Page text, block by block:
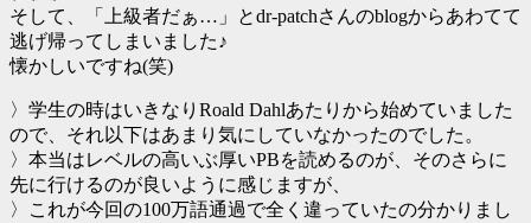
そして、「上級者だぁ…」とdr-patchさんのblogからあわてて
逃げ帰ってしまいました♪
懐かしいですね(笑)
〉学生の時はいきなりRoald Dahlあたりから始めていました
ので、それ以下はあまり気にしていなかったのでした。
〉本当はレベルの高いぶ厚いPBを読めるのが、そのさらに
先に行けるのが良いように感じますが、
〉これが今回の100万語通過で全く違っていたの分かりまし